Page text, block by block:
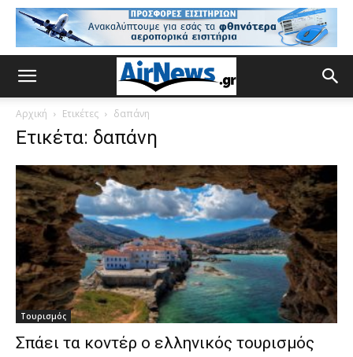
Αρχική Ετικέτες δαπάνη
Ετικέτα: δαπάνη
Τουρισμός
Σπάει τα κοντέρ ο ελληνικός τουρισμός